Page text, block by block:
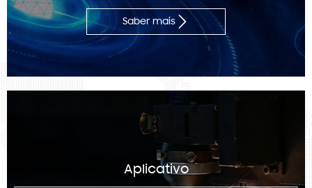
Saber mais 
Aplicativo